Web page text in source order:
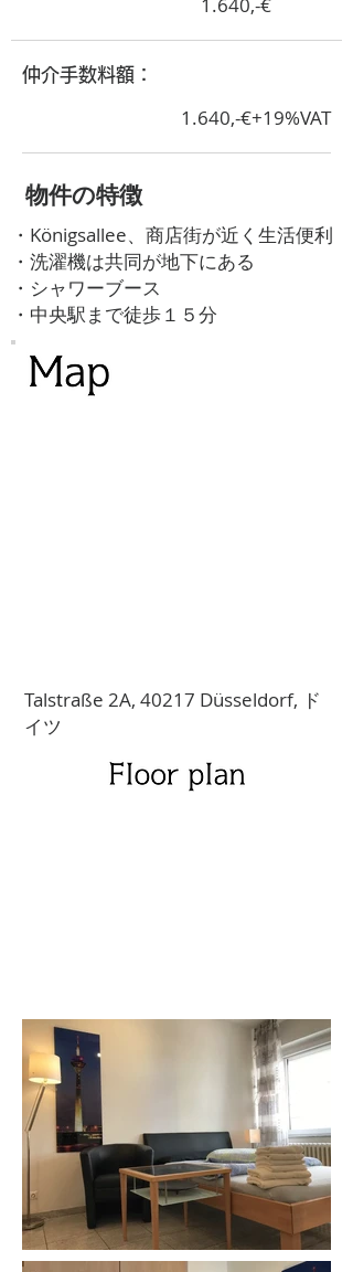
​仲介手数料額：
1.640,-€+19%VAT
​物件の特徴
・Königsallee、商店街が近く生活便利
・洗濯機は共同が地下にある
・シャワーブース
・中央駅まで徒歩１５分
Talstraße 2A, 40217 Düsseldorf, ド
イツ